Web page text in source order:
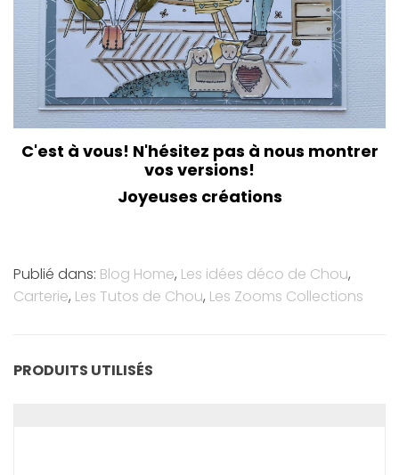
C'est à vous! N'hésitez pas à nous montrer
vos versions!
Joyeuses créations
Publié dans: Blog Home, Les idées déco de Chou,
Carterie, Les Tutos de Chou, Les Zooms Collections
PRODUITS UTILISÉS